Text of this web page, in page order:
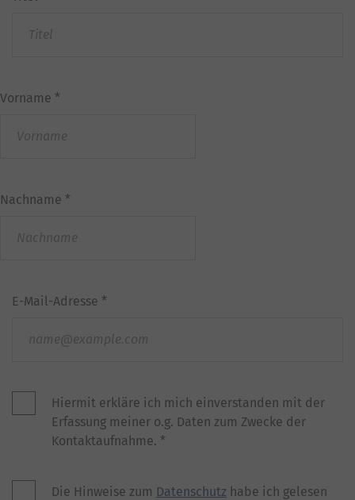
Vorname *
Nachname *
E-Mail-Adresse *
Hiermit erkläre ich mich einverstanden mit der
Erfassung meiner o.g. Daten zum Zwecke der
Kontaktaufnahme. *
Die Hinweise zum Datenschutz habe ich gelesen